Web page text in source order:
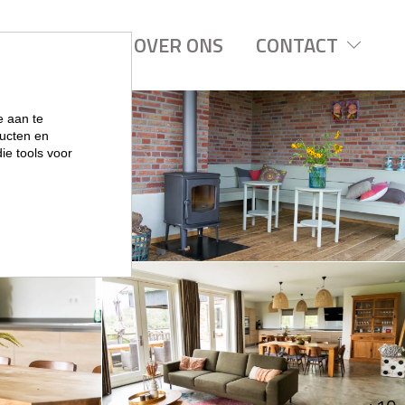
OVER ONS CONTACT
aan te
en
tools voor